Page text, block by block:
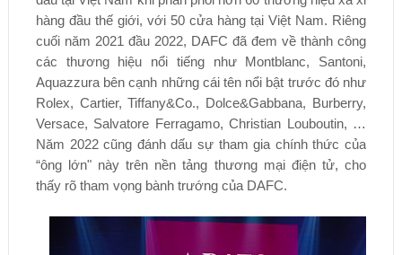
hàng đầu thế giới, với 50 cửa hàng tại Việt Nam. Riêng
cuối năm 2021 đầu 2022, DAFC đã đem về thành công
các thương hiệu nổi tiếng như Montblanc, Santoni,
Aquazzura bên cạnh những cái tên nổi bật trước đó như
Rolex, Cartier, Tiffany&Co., Dolce&Gabbana, Burberry,
Versace, Salvatore Ferragamo, Christian Louboutin, …
Năm 2022 cũng đánh dấu sự tham gia chính thức của
“ông lớn" này trên nền tảng thương mại điện tử, cho
thấy rõ tham vọng bành trướng của DAFC.